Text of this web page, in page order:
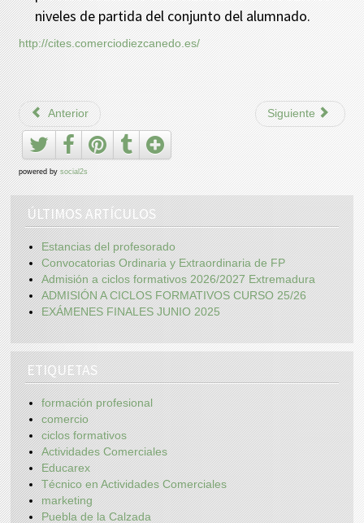
niveles de partida del conjunto del alumnado.
http://cites.comerciodiezcanedo.es/
Anterior Siguiente
powered bysocial2s
ÚLTIMOS ARTÍCULOS
Estancias del profesorado
Convocatorias Ordinaria y Extraordinaria de FP
Admisión a ciclos formativos 2026/2027 Extremadura
ADMISIÓN A CICLOS FORMATIVOS CURSO 25/26
EXÁMENES FINALES JUNIO 2025
ETIQUETAS
formación profesional
comercio
ciclos formativos
Actividades Comerciales
Educarex
Técnico en Actividades Comerciales
marketing
Puebla de la Calzada